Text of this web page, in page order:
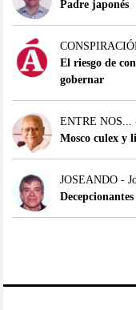
Padre japonés
El riesgo de
gobernar
ENTRE NOS...
Mosco culex y
JOSEANDO -
Decepcionantes